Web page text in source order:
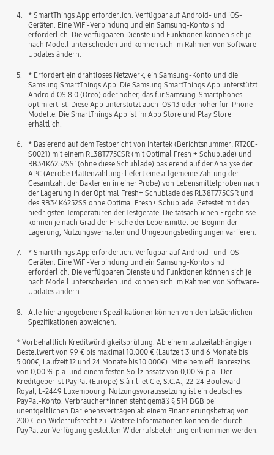
4.
* SmartThings App erforderlich. Verfügbar auf Android- und iOS-
Geräten. Eine WiFi-Verbindung und ein Samsung-Konto sind
erforderlich. Die verfügbaren Dienste und Funktionen können sich je
nach Modell unterscheiden und können sich im Rahmen von Software-
Updates ändern.
5.
* Erfordert ein drahtloses Netzwerk, ein Samsung-Konto und die
Samsung SmartThings App. Die Samsung SmartThings App unterstützt
Android OS 8.0 (Oreo) oder höher, das für Samsung-Smartphones
optimiert ist. Diese App unterstützt auch iOS 13 oder höher für iPhone-
Modelle. Die SmartThings App ist im App Store und Play Store
erhältlich.
6.
* Basierend auf dem Testbericht von Intertek (Berichtsnummer: RT20E-
S0021) mit einem RL38T775CSR (mit Optimal Fresh + Schublade) und
RB34K6252SS: (ohne diese Schublade) basierend auf der Analyse der
APC (Aerobe Plattenzählung: liefert eine allgemeine Zählung der
Gesamtzahl der Bakterien in einer Probe) von Lebensmittelproben nach
der Lagerung in der Optimal Fresh+ Schublade des RL38T775CSR und
des RB34K6252SS ohne Optimal Fresh+ Schublade. Getestet mit den
niedrigsten Temperaturen der Testgeräte. Die tatsächlichen Ergebnisse
können je nach Grad der Frische der Lebensmittel bei Beginn der
Lagerung, Nutzungsverhalten und Umgebungsbedingungen variieren.
7.
* SmartThings App erforderlich. Verfügbar auf Android- und iOS-
Geräten. Eine WiFi-Verbindung und ein Samsung-Konto sind
erforderlich. Die verfügbaren Dienste und Funktionen können sich je
nach Modell unterscheiden und können sich im Rahmen von Software-
Updates ändern.
8.
Alle hier angegebenen Spezifikationen können von den tatsächlichen
Spezifikationen abweichen.
* Vorbehaltlich Kreditwürdigkeitsprüfung. Ab einem laufzeitabhängigen
Bestellwert von 99 € bis maximal 10.000 € (Laufzeit 3 und 6 Monate bis
5.000€, Laufzeit 12 und 24 Monate bis 10.000€). Mit einem eff. Jahreszins
von 0,00 % p.a. und einem festen Sollzinssatz von 0,00 % p.a.. Der
Kreditgeber ist PayPal (Europe) S.à r.l. et Cie, S.C.A., 22-24 Boulevard
Royal, L-2449 Luxembourg. Nutzungsvoraussetzung ist ein deutsches
PayPal-Konto. Verbraucher*innen steht gemäß § 514 BGB bei
unentgeltlichen Darlehensverträgen ab einem Finanzierungsbetrag von
200 € ein Widerrufsrecht zu. Weitere Informationen können der durch
PayPal zur Verfügung gestellten Widerrufsbelehrung entnommen werden.